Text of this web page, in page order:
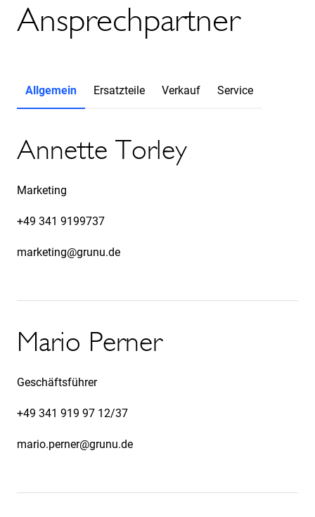
Ansprechpartner
Allgemein Ersatzteile Verkauf Service
Annette Torley
Marketing
+49 341 9199737
marketing@grunu.de
Mario Perner
Geschäftsführer
+49 341 919 97 12/37
mario.perner@grunu.de